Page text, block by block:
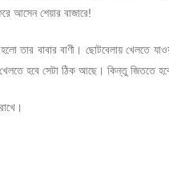
আসেন শেয়ার বাজারে!
তার বাবার বাণী। ছোটবেলায় খেলতে
হবে সেটা ঠিক আছে। কিন্তু জিততে